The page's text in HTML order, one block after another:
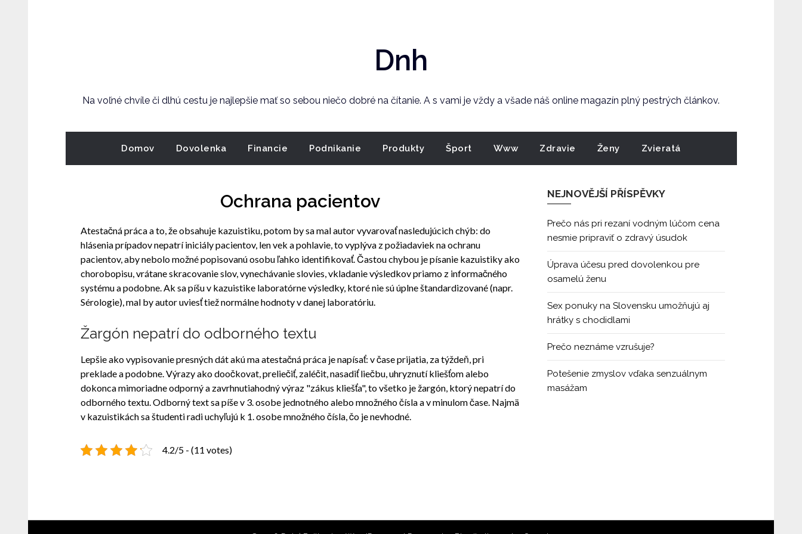
Dnh
Na voľné chvíle či dlhú cestu je najlepšie mať so sebou niečo dobré na čítanie. A s vami je vždy a všade náš online magazín plný pestrých článkov.
Domov Dovolenka Financie Podnikanie Produkty Šport Www Zdravie Ženy Zvieratá
Ochrana pacientov
Atestačná práca a to, že obsahuje kazuistiku, potom by sa mal autor vyvarovať nasledujúcich chýb: do
hlásenia prípadov nepatrí iniciály pacientov, len vek a pohlavie, to vyplýva z požiadaviek na ochranu
pacientov, aby nebolo možné popisovanú osobu ľahko identifikovať. Častou chybou je písanie kazuistiky ako
chorobopisu, vrátane skracovanie slov, vynechávanie slovies, vkladanie výsledkov priamo z informačného
systému a podobne. Ak sa píšu v kazuistike laboratórne výsledky, ktoré nie sú úplne štandardizované (napr.
Sérologie), mal by autor uviesť tiež normálne hodnoty v danej laboratóriu.
Žargón nepatrí do odborného textu
Lepšie ako vypisovanie presných dát akú ma atestačná práca je napísať: v čase prijatia, za týždeň, pri
preklade a podobne. Výrazy ako doočkovat, preliečiť, zaléčit, nasadiť liečbu, uhryznutí kliešťom alebo
dokonca mimoriadne odporný a zavrhnutiahodný výraz "zákus kliešťa", to všetko je žargón, ktorý nepatrí do
odborného textu. Odborný text sa píše v 3. osobe jednotného alebo množného čísla a v minulom čase. Najmä
v kazuistikách sa študenti radi uchyľujú k 1. osobe množného čísla, čo je nevhodné.
4.2/5 - (11 votes)
NEJNOVĚJŠÍ PŘÍSPĚVKY
Prečo nás pri rezaní vodným lúčom cena
nesmie pripraviť o zdravý úsudok
Úprava účesu pred dovolenkou pre
osamelú ženu
Sex ponuky na Slovensku umožňujú aj
hrátky s chodidlami
Prečo neznáme vzrušuje?
Potešenie zmyslov vďaka senzuálnym
masážam